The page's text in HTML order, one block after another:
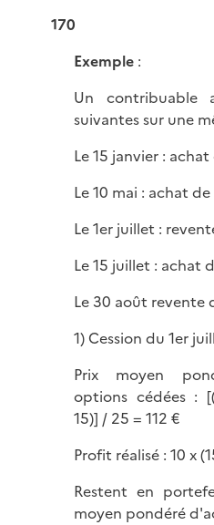
170
Exemple:
Un contribuable
suivantes sur une
Le 15 janvier :
Le 10 mai : achat
Le 1er juillet :
Le 15 juillet : achat
Le 30 août revente
1) Cession du 1er
Prix moyen
options cédées :
15)] / 25 = 112 €
Profit réalisé : 10 x
Restent en
moyen pondéré